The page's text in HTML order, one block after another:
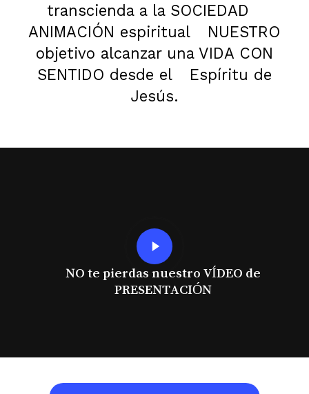
transcienda a la SOCIEDAD
ANIMACIÓN espiritual
NUESTRO
objetivo alcanzar una VIDA CON
SENTIDO desde el
Espíritu de
Jesús.
Play
Video
NO te pierdas nuestro VÍDEO de
PRESENTACIÓN